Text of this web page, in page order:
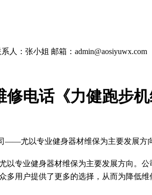
人：张小姐 邮箱：admin@aosiyuwx.com
电话《力健跑步机
尤以专业健身器材维保为主要发展方
专业健身器材维保为主要发展方向。
用户提供了更多的选择，从而为降低